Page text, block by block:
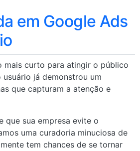
em Google Ads
mais curto para atingir o público
já demonstrou um
que capturam a atenção e
que sua empresa evite o
uma curadoria minuciosa de
tem chances de se tornar